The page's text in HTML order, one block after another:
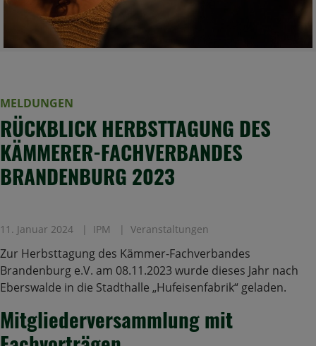
MELDUNGEN
RÜCKBLICK HERBSTTAGUNG DES
KÄMMERER-FACHVERBANDES
BRANDENBURG 2023
11. Januar 2024 IPM Veranstaltungen
Zur Herbsttagung des Kämmer-Fachverbandes
Brandenburg e.V. am 08.11.2023 wurde dieses Jahr nach
Eberswalde in die Stadthalle „Hufeisenfabrik“ geladen.
Mitgliederversammlung mit